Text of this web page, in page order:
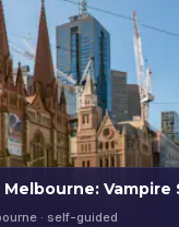
Vampire
· self-guided